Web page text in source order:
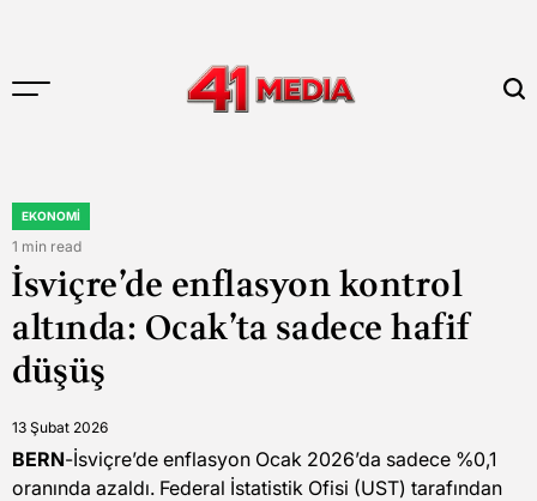
to
POSTED
IN
EKONOMI
Estimated
read
time
1 min read
İsviçre’de enflasyon kontrol
altında: Ocak’ta sadece hafif
düşüş
13 Şubat 2026
BERN-İsviçre’de enflasyon Ocak 2026’da sadece %0,1
oranında azaldı. Federal İstatistik Ofisi (UST) tarafından